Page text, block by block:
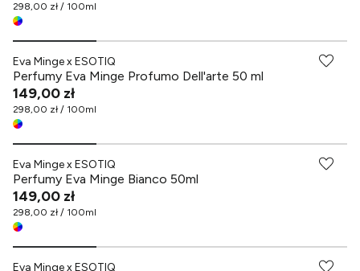
298,00 zł / 100ml
Eva Minge x ESOTIQ
Perfumy Eva Minge Profumo Dell'arte 50 ml
149,00 zł
298,00 zł / 100ml
Eva Minge x ESOTIQ
Perfumy Eva Minge Bianco 50ml
149,00 zł
298,00 zł / 100ml
Eva Minge x ESOTIQ